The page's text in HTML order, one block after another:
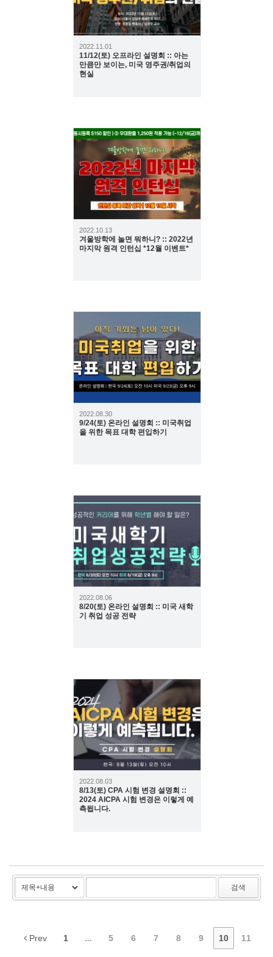
2022.11.01
11/12(토) 오프라인 설명회 :: 아는
만큼만 보이는, 미국 영주권/취업의
현실
635
2022.10.13
겨울방학에 놀면 뭐하니? :: 2022년
마지막 원격 인턴십 *12월 이벤트*
419
2022.08.30
9/24(토) 온라인 설명회 :: 미국취업
을 위한 목표 대학 편입하기
2022.08.06
8/20(토) 온라인 설명회 :: 미국 새학
기 취업 성공 전략
2022.08.03
8/13(토) CPA 시험 변경 설명회 ::
2024 AICPA 시험 변경은 이렇게 예
측됩니다.
검색
Prev 1 ... 5 6 7 8 9 10 11